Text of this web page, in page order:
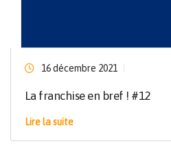
16 décembre 2021
La franchise en bref ! #12
Lire la suite